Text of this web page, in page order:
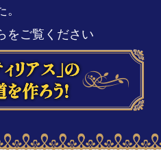
。
をご覧ください